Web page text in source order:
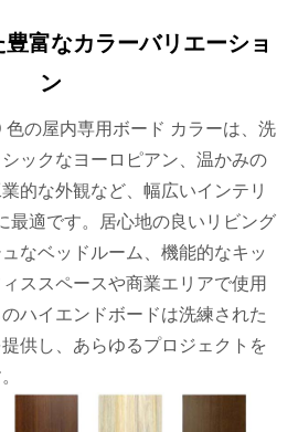
富なカラーバリエーショ
ン
の屋内専用ボード カラーは、洗
ックなヨーロピアン、温かみの
的な外観など、幅広いインテリ
最適です。居心地の良いリビング
なベッドルーム、機能的なキッ
ススペースや商業エリアで使用
ハイエンドボードは洗練された
供し、あらゆるプロジェクトを